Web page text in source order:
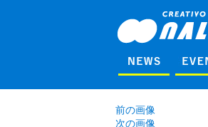
前の画像
次の画像